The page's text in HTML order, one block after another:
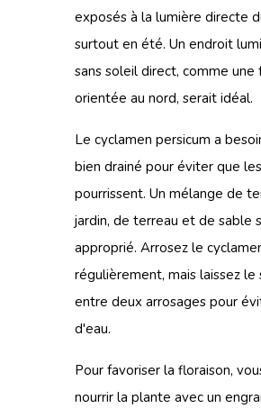
exposés à la lumière directe
surtout en été. Un endroit
sans soleil direct, comme une
orientée au nord, serait idéal.
Le cyclamen persicum a
bien drainé pour éviter que
pourrissent. Un mélange de
jardin, de terreau et de sable
approprié. Arrosez le
régulièrement, mais laissez le
entre deux arrosages pour
d'eau.
Pour favoriser la floraison,
nourrir la plante avec un